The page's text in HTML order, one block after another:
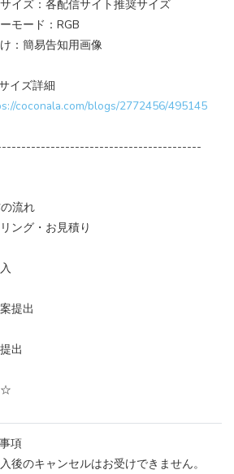
サイズ：各配信サイト推奨サイズ
モード：RGB
け：簡易告知用画像
イズ詳細
coconala.com/blogs/2772456/495145
流れ
ング・お見積り
提出
出
☆
項
入後のキャンセルはお受けできません。